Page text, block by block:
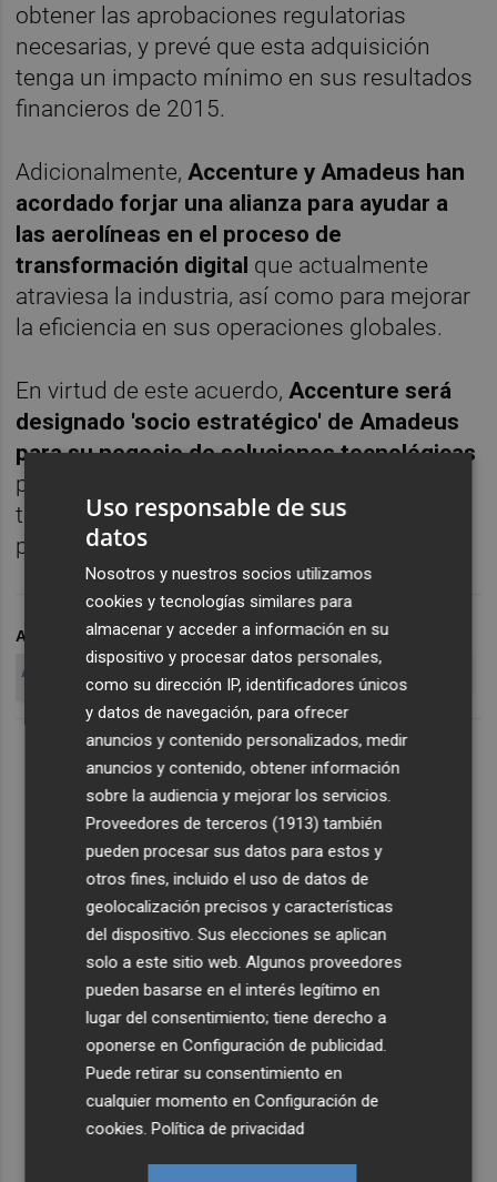
obtener las aprobaciones regulatorias
necesarias, y prevé que esta adquisición
tenga un impacto mínimo en sus resultados
financieros de 2015.
Adicionalmente,Accenture y Amadeus han
acordado forjar una alianza para ayudar a
las aerolíneas en el proceso de
transformación digital que actualmente
atraviesa la industria, así como para mejorar
la eficiencia en sus operaciones globales.
En virtud de este acuerdo, Accenture será
designado 'socio estratégico' de Amadeus
para su negocio de soluciones tecnológicas
para aerolíneas, consultoría de gestión y
tecnología, integración de sistemas y
procesos de negocios y servicios digitales.
ARCHIVADO EN AMADEUS
AMADEUS COMPRA
AMADEUS ACCENTURE
AMADEUS NAVITAIRE
Uso responsable de sus
datos
Nosotros y nuestros socios utilizamos
cookies y tecnologías similares para
almacenar y acceder a información en su
dispositivo y procesar datos personales,
como su dirección IP, identificadores únicos
y datos de navegación, para ofrecer
anuncios y contenido personalizados, medir
anuncios y contenido, obtener información
sobre la audiencia y mejorar los servicios.
Proveedores de terceros (1913) también
pueden procesar sus datos para estos y
otros fines, incluido el uso de datos de
geolocalización precisos y características
del dispositivo. Sus elecciones se aplican
solo a este sitio web. Algunos proveedores
pueden basarse en el interés legítimo en
lugar del consentimiento; tiene derecho a
oponerse enConfiguración de publicidad
Puede retirar su consentimiento en
cualquier momento enConfiguración de
cookies .Política de privacidad